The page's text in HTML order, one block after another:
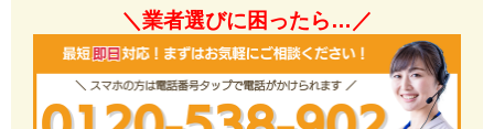
＼業者選びに困ったら…／